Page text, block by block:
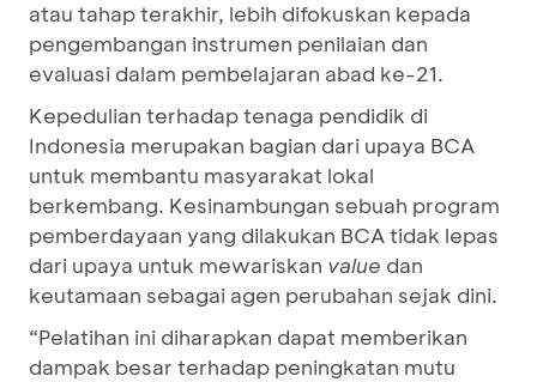
atau tahap terakhir, lebih difokuskan kepada
pengembangan instrumen penilaian dan
evaluasi dalam pembelajaran abad ke-21.
Kepedulian terhadap tenaga pendidik di
Indonesia merupakan bagian dari upaya BCA
untuk membantu masyarakat lokal
berkembang. Kesinambungan sebuah program
pemberdayaan yang dilakukan BCA tidak lepas
dari upaya untuk mewariskan value dan
keutamaan sebagai agen perubahan sejak dini.
“Pelatihan ini diharapkan dapat memberikan
dampak besar terhadap peningkatan mutu